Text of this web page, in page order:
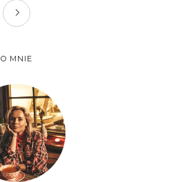
O MNIE